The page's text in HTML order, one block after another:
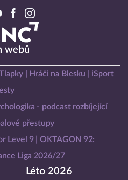
webů
Hráči na Blesku
iSport
- podcast rozbíjející
přestupy
Level 9
OKTAGON 92:
Liga 2026/27
Léto 2026